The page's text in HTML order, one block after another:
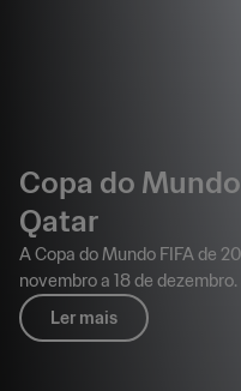
Copa do
Qatar
A Copa do Mundo FIFA de
novembro a 18 de
Ler mais